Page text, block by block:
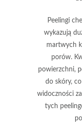
Peelingi
wykazują
martwych
porów.
powierzchni,
do skóry,
widoczności
tych